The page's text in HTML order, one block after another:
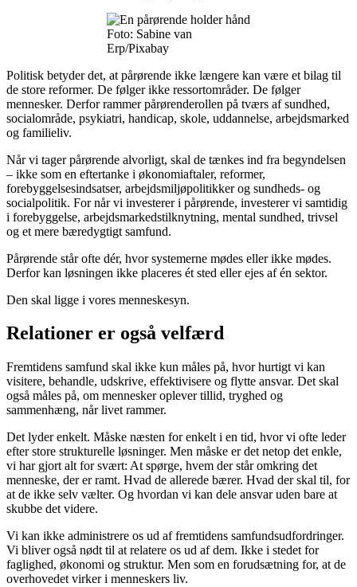
Foto: Sabine van
Erp/Pixabay
Politisk betyder det, at pårørende ikke længere kan være et bilag til
de store reformer. De følger ikke ressortområder. De følger
mennesker. Derfor rammer pårørenderollen på tværs af sundhed,
socialområde, psykiatri, handicap, skole, uddannelse, arbejdsmarked
og familieliv.
Når vi tager pårørende alvorligt, skal de tænkes ind fra begyndelsen
– ikke som en eftertanke i økonomiaftaler, reformer,
forebyggelsesindsatser, arbejdsmiljøpolitikker og sundheds- og
socialpolitik. For når vi investerer i pårørende, investerer vi samtidig
i forebyggelse, arbejdsmarkedstilknytning, mental sundhed, trivsel
og et mere bæredygtigt samfund.
Pårørende står ofte dér, hvor systemerne mødes eller ikke mødes.
Derfor kan løsningen ikke placeres ét sted eller ejes af én sektor.
Den skal ligge i vores menneskesyn.
Relationer er også velfærd
Fremtidens samfund skal ikke kun måles på, hvor hurtigt vi kan
visitere, behandle, udskrive, effektivisere og flytte ansvar. Det skal
også måles på, om mennesker oplever tillid, tryghed og
sammenhæng, når livet rammer.
Det lyder enkelt. Måske næsten for enkelt i en tid, hvor vi ofte leder
efter store strukturelle løsninger. Men måske er det netop det enkle,
vi har gjort alt for svært: At spørge, hvem der står omkring det
menneske, der er ramt. Hvad de allerede bærer. Hvad der skal til, for
at de ikke selv vælter. Og hvordan vi kan dele ansvar uden bare at
skubbe det videre.
Vi kan ikke administrere os ud af fremtidens samfundsudfordringer.
Vi bliver også nødt til at relatere os ud af dem. Ikke i stedet for
faglighed, økonomi og struktur. Men som en forudsætning for, at de
overhovedet virker i menneskers liv.